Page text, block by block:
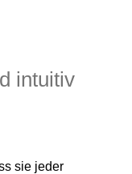
intuitiv
sie jeder